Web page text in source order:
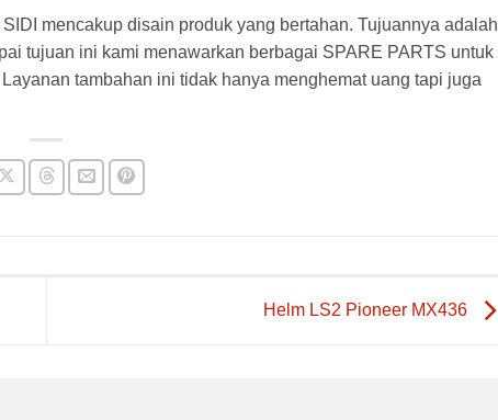
mencakup disain produk yang bertahan. Tujuannya adalah
tujuan ini kami menawarkan berbagai SPARE PARTS untuk
tambahan ini tidak hanya menghemat uang tapi juga
Helm LS2 Pioneer MX436